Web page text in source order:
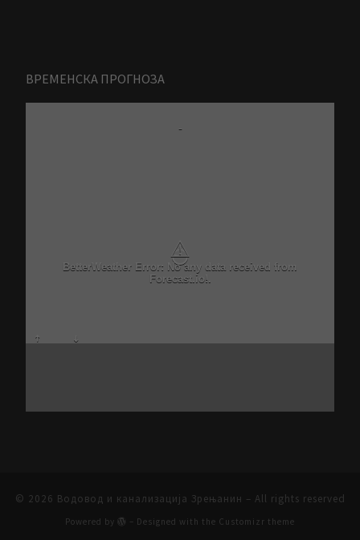
ВРЕМЕНСКА ПРОГНОЗА
-
⚠
BetterWeather Error: No any data received from
Forecast.io!.
© 2026 Водовод и канализација Зрењанин – All rights reserved
Powered by – Designed with the Customizr theme